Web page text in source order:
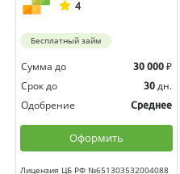
4
Бесплатный займ
Сумма до 30 000 ₽
Срок до
30 дн.
Одобрение
Среднее
Оформить
Лицензия ЦБ РФ №651303532004088